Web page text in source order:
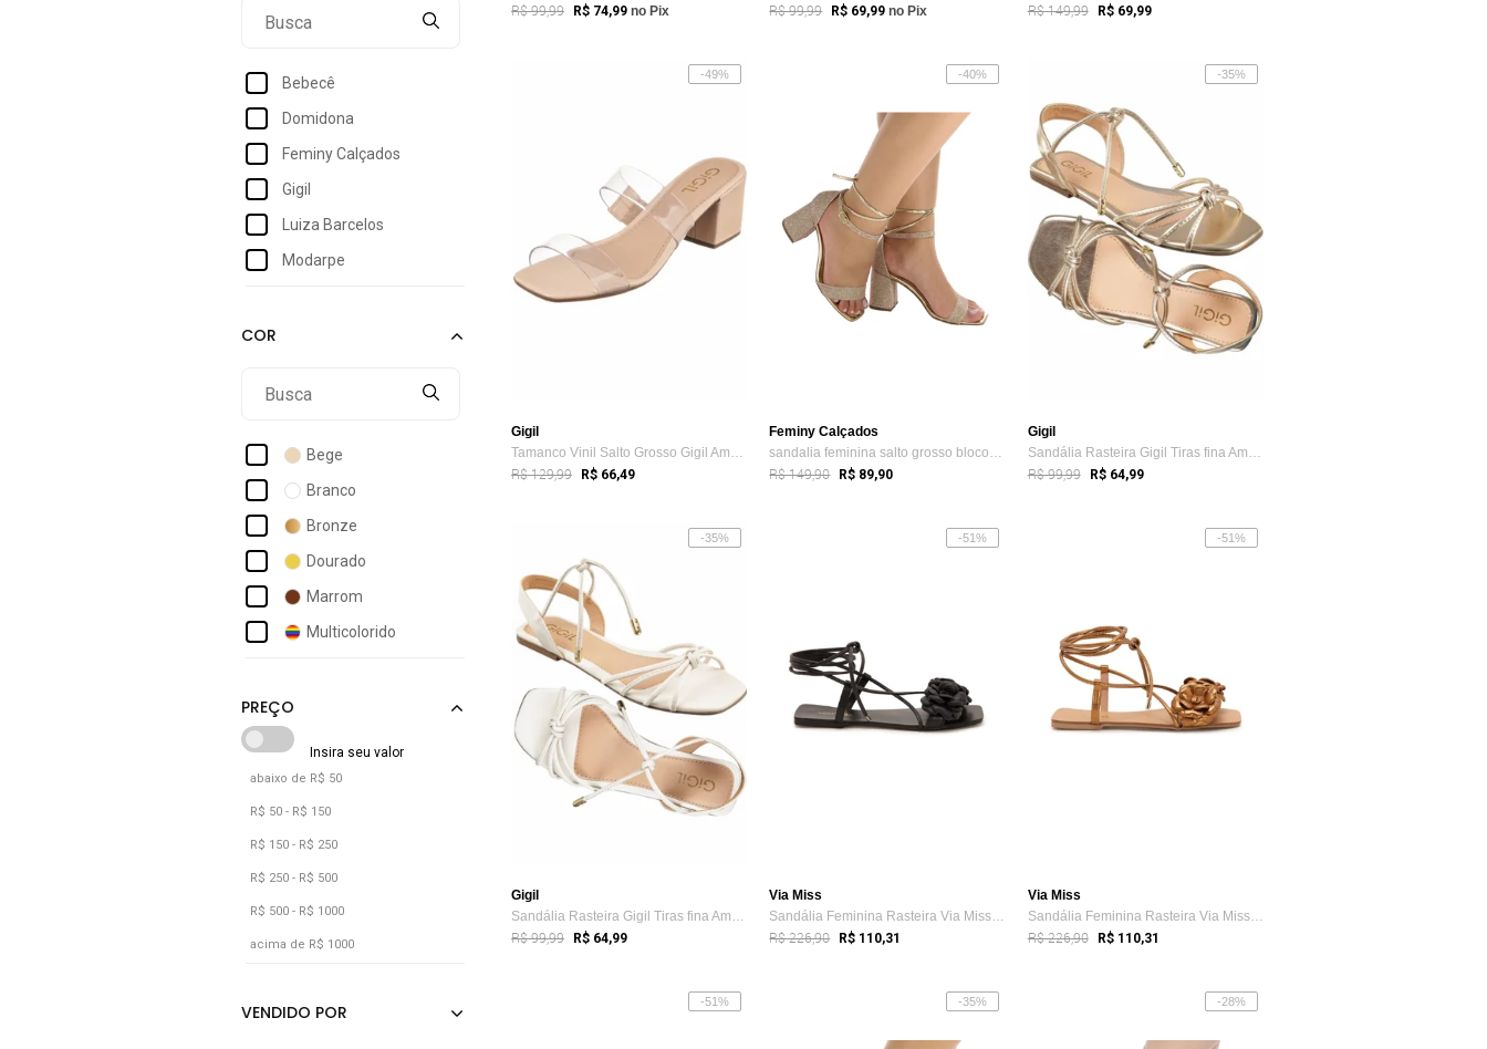
Bebecê
Domidona
Feminy Calçados
Gigil
Luiza Barcelos
Modarpe
Vicenza
Bege
Branco
Bronze
Dourado
Marrom
Multicolorido
Preto
Rosê
Vermelho
Vinho
abaixo de R$ 50
R$ 50 - R$ 150
R$ 150 - R$ 250
R$ 250 - R$ 500
R$ 500 - R$ 1000
acima de R$ 1000
R$ 99,99 R$ 74,99 no Pix R$ 99,99 R$ 69,99 no Pix R$ 149,99 R$ 69,99
-49%
Gigil
Tamanco Vinil Salto Grosso Gigil Amarra...
R$ 129,99 R$ 66,49
-40%
Feminy Calçados
sandalia feminina salto grosso bloco alt...
R$ 149,90 R$ 89,90
-35%
Gigil
Sandália Rasteira Gigil Tiras fina Amarr...
R$ 99,99 R$ 64,99
-35%
Gigil
Sandália Rasteira Gigil Tiras fina Amarr...
R$ 99,99 R$ 64,99
-51%
Via Miss
Sandália Feminina Rasteira Via Miss Amar...
R$ 226,90 R$ 110,31
-51%
Via Miss
Sandália Feminina Rasteira Via Miss Amar...
R$ 226,90 R$ 110,31
-51% -35% -28%